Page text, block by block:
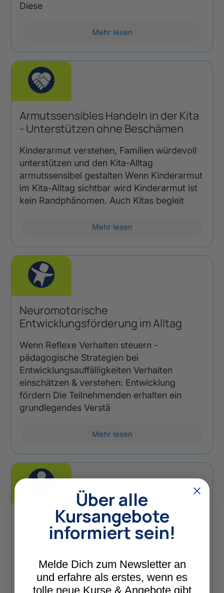
Diese
Mehr lesen
Armutssensibles Handeln in der Kita
- Unterstützen ohne Beschämen
Kinderarmut verstehen, Familien würdevoll
unterstützen und den Kita-Alltag
armutssensibel gestalten Wenn Kinderarmut
im Kita-Alltag sichtbar wird Kinderarmut ist
kein Randphänomen. Auch Kitas begleit
Mehr lesen
Neuromotorische
Entwicklungsförderung im Alltag
Wenn Reflexe Verhalten steuern -
pädagogische Strategien bei
Entwicklungsauffälligkeiten Verhalten
einschätzen & verstehen: Entwicklung
fördern Die Teilnehmenden erhalten ein
grundlegendes Verstä
Mehr lesen
Herausforderndes Verhalten
verstehen – emotional sicher
handeln
Eigene Emotionen verstehen, Stress
regulieren und in belastenden
Kinderschutzsituationen professionell
Über alle
Kursangebote
informiert sein!
Melde Dich zum Newsletter an
und erfahre als erstes, wenn es
tolle neue Kurse & Angebote gibt